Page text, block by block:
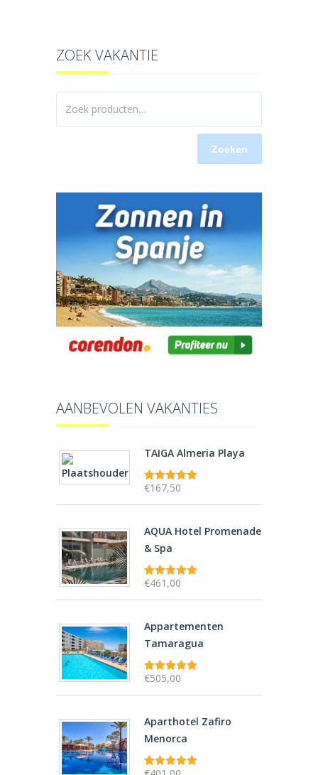
ZOEK VAKANTIE
Zoeken
AANBEVOLEN VAKANTIES
TAIGA Almeria Playa
Gewaardeerd
€167,50
AQUA Hotel Promenade
& Spa
Gewaardeerd
€461,00
Appartementen
Tamaragua
Gewaardeerd
€505,00
Aparthotel Zafiro
Menorca